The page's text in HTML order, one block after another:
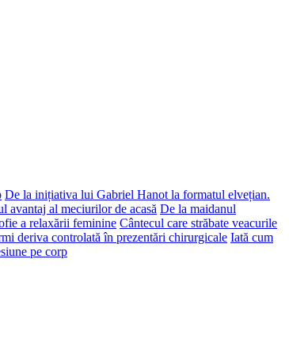
De la inițiativa lui Gabriel Hanot la formatul elvețian.
avantaj al meciurilor de acasă De la maidanul
a relaxării feminine Cântecul care străbate veacurile
deriva controlată în prezentări chirurgicale Iată cum
pe corp